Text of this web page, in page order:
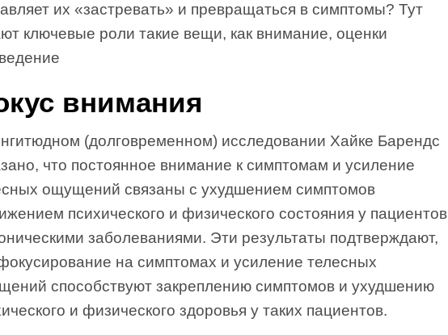
их «застревать» и превращаться в симптомы? Тут
ключевые роли такие вещи, как внимание, оценки
внимания
(долговременном) исследовании Хайке Барендс
что постоянное внимание к симптомам и усиление
ощущений связаны с ухудшением симптомов
психического и физического состояния у пациентов
заболеваниями. Эти результаты подтверждают,
на симптомах и усиление телесных
способствуют закреплению симптомов и ухудшению
и физического здоровья у таких пациентов.